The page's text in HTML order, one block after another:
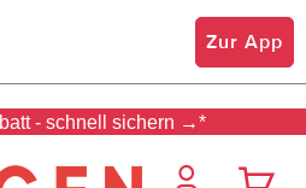
Zur App
- schnell sichern →*